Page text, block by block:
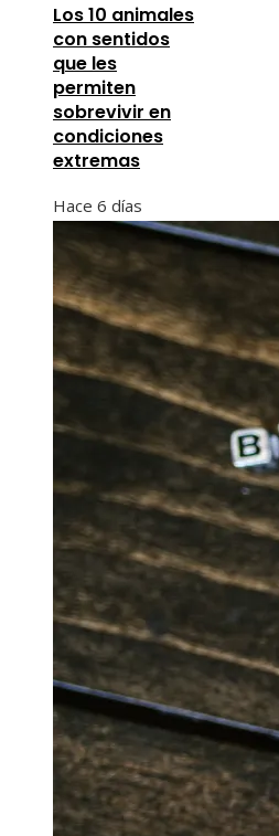
Los 10 animales
con sentidos
que les
permiten
sobrevivir en
condiciones
extremas
Hace 6 días